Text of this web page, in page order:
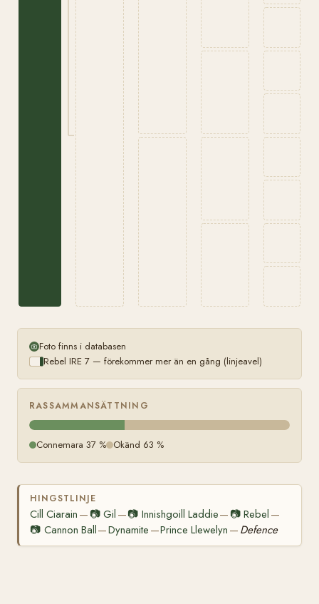
Foto finns i databasen
Rebel IRE 7 — förekommer mer än en gång (linjeavel)
RASSAMMANSÄTTNING
Connemara 37 % Okänd 63 %
HINGSTLINJE
Cill Ciarain — 📷Gil —📷 Innishgoill Laddie— 📷Rebel —
📷 Cannon Ball—Dynamite —Prince Llewelyn — Defence